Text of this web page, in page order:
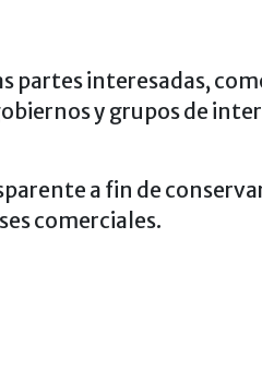
partes interesadas,
y grupos de
a fin de
comerciales.